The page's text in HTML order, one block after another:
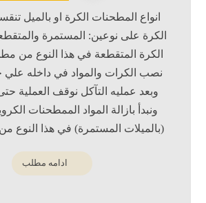
انواع المطحنات الکرة او بالميل
الکرة علی نوعین: المستمرة
الکرة المتقطعة في هذا النوع من
نصب الكرات والمواد في داخله
وبعد عملیه التآکل نوقف العملیة
ونبدأ بازالة المواد الممطحنات
(بالميلات المستمرة) في هذا النوع
ادامه مطلب